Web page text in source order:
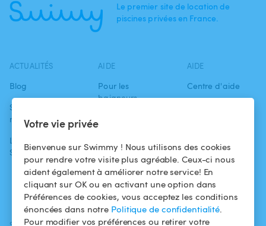
Votre vie privée
Bienvenue sur Swimmy ! Nous utilisons des cookies
pour rendre votre visite plus agréable. Ceux-ci nous
aident également à améliorer notre service! En
cliquant sur OK ou en activant une option dans
Préférences de cookies, vous acceptez les conditions
énoncées dans notre Politique de confidentialité.
Pour modifier vos préférences ou retirer votre
Le premier site de location de
piscines privées en France.
ACTUALITÉS
Blog
Swimmy dans les
médias
L'aventure
Swimmy
AIDE
Pour les
baigneurs
Louer ma piscine
Comment ça
marche ?
AIDE
Centre d'aide
confidentialité
Mentions légales